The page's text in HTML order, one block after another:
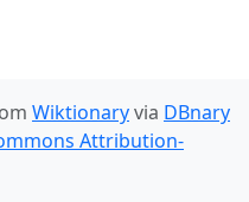
Wiktionaryvia DBnary
Attribution-